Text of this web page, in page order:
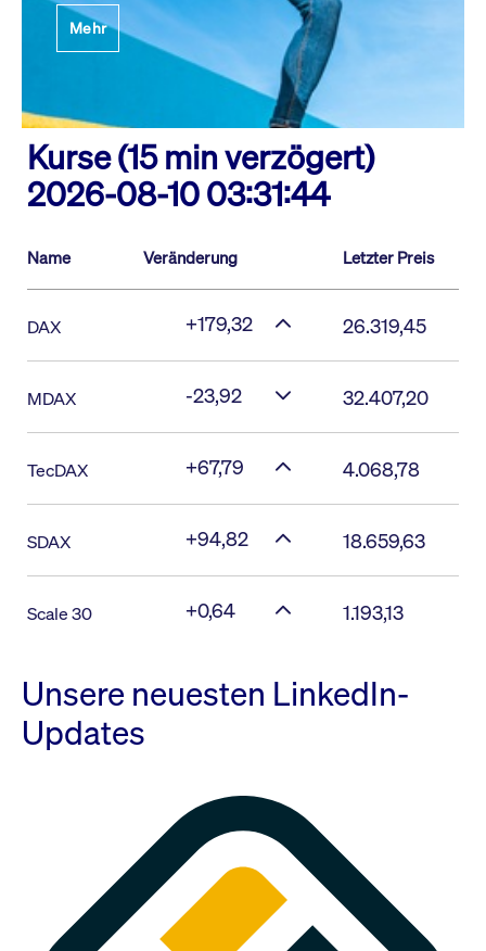
Mehr
Kurse (15 min verzögert)
2026-08-10 03:31:44
Name Veränderung Letzter Preis
DAX +179,32 26.319,45
MDAX -23,92 32.407,20
TecDAX +67,79 4.068,78
SDAX +94,82 18.659,63
Scale 30 +0,64 1.193,13
Unsere neuesten LinkedIn-
Updates